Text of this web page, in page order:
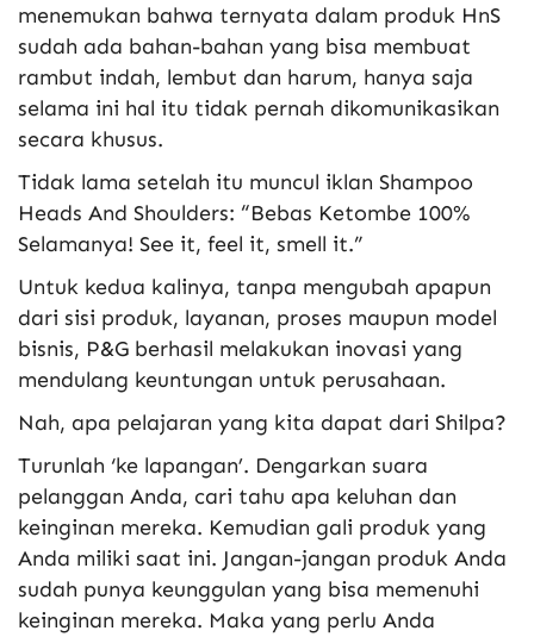
menemukan bahwa ternyata dalam produk HnS
sudah ada bahan-bahan yang bisa membuat
rambut indah, lembut dan harum, hanya saja
selama ini hal itu tidak pernah dikomunikasikan
secara khusus.
Tidak lama setelah itu muncul iklan Shampoo
Heads And Shoulders: “Bebas Ketombe 100%
Selamanya! See it, feel it, smell it.”
Untuk kedua kalinya, tanpa mengubah apapun
dari sisi produk, layanan, proses maupun model
bisnis, P&G berhasil melakukan inovasi yang
mendulang keuntungan untuk perusahaan.
Nah, apa pelajaran yang kita dapat dari Shilpa?
Turunlah ‘ke lapangan’. Dengarkan suara
pelanggan Anda, cari tahu apa keluhan dan
keinginan mereka. Kemudian gali produk yang
Anda miliki saat ini. Jangan-jangan produk Anda
sudah punya keunggulan yang bisa memenuhi
keinginan mereka. Maka yang perlu Anda